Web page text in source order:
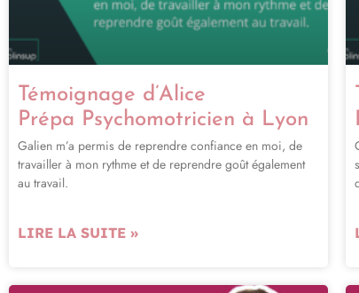
Témoignage d’Alice
Prépa Psychomotricien à Lyon
Galien m’a permis de reprendre confiance en moi, de
travailler à mon rythme et de reprendre goût également
au travail.
LIRE LA SUITE »